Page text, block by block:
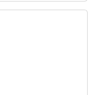
стеклянными